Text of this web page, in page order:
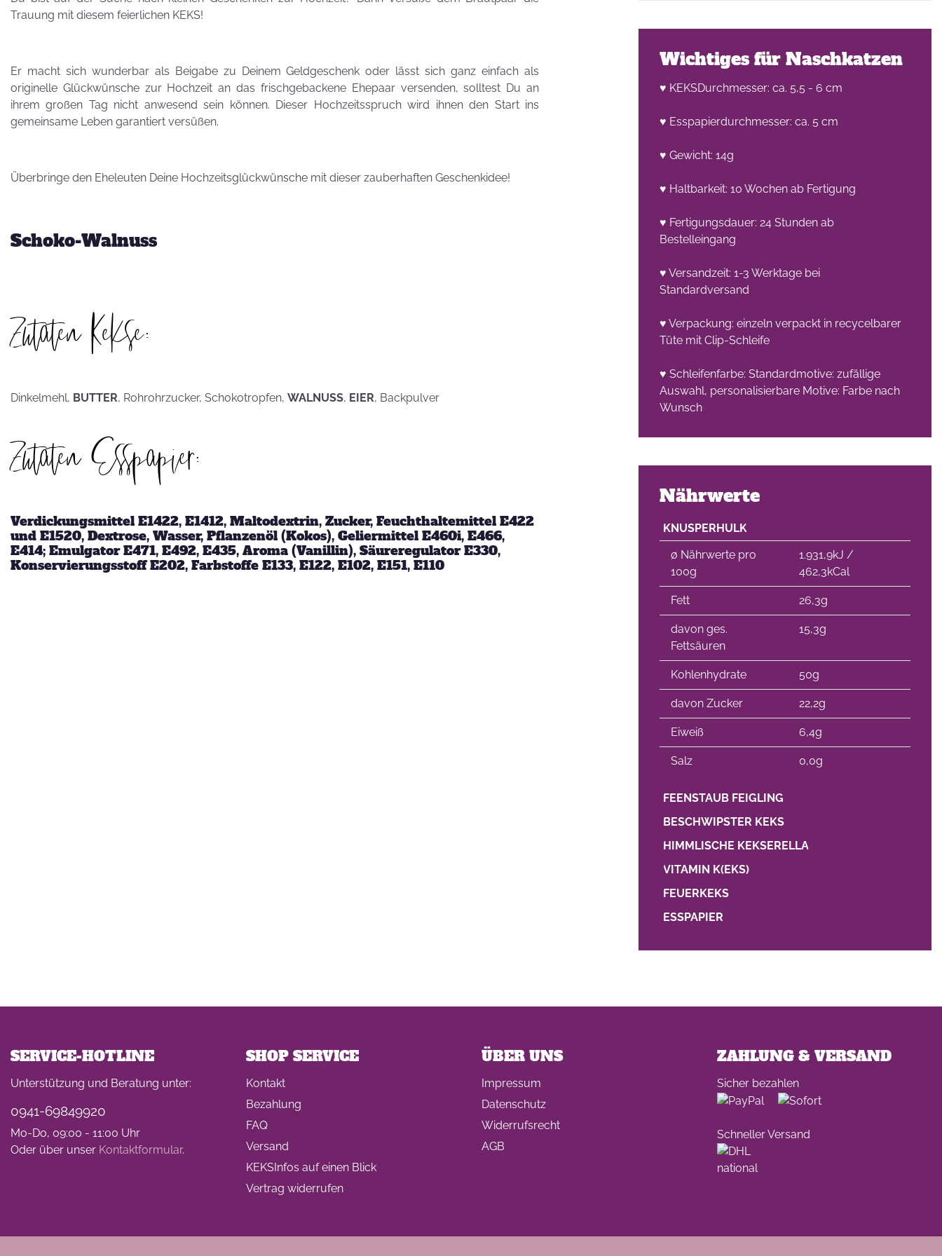
Besuch von
Petra Homeier
Zauberhafte
KEKSIdeen für den
Kindergeburtstag
Trauung mit diesem feierlichen KEKS!
Er macht sich wunderbar als Beigabe zu Deinem Geldgeschenk oder lässt sich ganz einfach als
originelle Glückwünsche zur Hochzeit an das frischgebackene Ehepaar versenden, solltest Du an
ihrem großen Tag nicht anwesend sein können. Dieser Hochzeitsspruch wird ihnen den Start ins
gemeinsame Leben garantiert versüßen.
Überbringe den Eheleuten Deine Hochzeitsglückwünsche mit dieser zauberhaften Geschenkidee!
Schoko-Walnuss
Zutaten Kekse:
Dinkelmehl, BUTTER, Rohrohrzucker, Schokotropfen, WALNUSS, EIER, Backpulver
Zutaten Esspapier:
Verdickungsmittel E1422, E1412, Maltodextrin, Zucker, Feuchthaltemittel E422
und E1520, Dextrose, Wasser, Pflanzenöl (Kokos), Geliermittel E460i, E466,
E414; Emulgator E471, E492, E435, Aroma (Vanillin), Säureregulator E330,
Konservierungsstoff E202, Farbstoffe E133, E122, E102, E151, E110
Wichtiges für Naschkatzen
♥ KEKSDurchmesser: ca. 5,5 - 6 cm
♥ Esspapierdurchmesser: ca. 5 cm
♥ Gewicht: 14g
♥ Haltbarkeit: 10 Wochen ab Fertigung
♥ Fertigungsdauer: 24 Stunden ab
Bestelleingang
♥ Versandzeit: 1-3 Werktage bei
Standardversand
♥ Verpackung: einzeln verpackt in recycelbarer
Tüte mit Clip-Schleife
♥ Schleifenfarbe: Standardmotive: zufällige
Auswahl, personalisierbare Motive: Farbe nach
Wunsch
Nährwerte
KNUSPERHULK
∅ Nährwerte pro
100g
1.931,9kJ /
462,3kCal
Fett 26,3g
davon ges.
Fettsäuren
15,3g
Kohlenhydrate 50g
davon Zucker 22,2g
Eiweiß 6,4g
Salz 0,0g
FEENSTAUB FEIGLING
BESCHWIPSTER KEKS
HIMMLISCHE KEKSERELLA
VITAMIN K(EKS)
FEUERKEKS
ESSPAPIER
SERVICE-HOTLINE
Unterstützung und Beratung unter:
0941-69849920
Mo-Do, 09:00 - 11:00 Uhr
Oder über unser Kontaktformular.
SHOP SERVICE
Kontakt
Bezahlung
FAQ
Versand
KEKSInfos auf einen Blick
Vertrag widerrufen
ÜBER UNS
Impressum
Datenschutz
Widerrufsrecht
AGB
ZAHLUNG & VERSAND
Sicher bezahlen
Schneller Versand